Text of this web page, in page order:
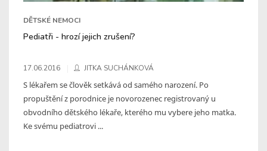
DĚTSKÉ NEMOCI
Pediatři - hrozí jejich zrušení?
17.06.2016 JITKA SUCHÁNKOVÁ
S lékařem se člověk setkává od samého narození. Po
propuštění z porodnice je novorozenec registrovaný u
obvodního dětského lékaře, kterého mu vybere jeho matka.
Ke svému pediatrovi ...